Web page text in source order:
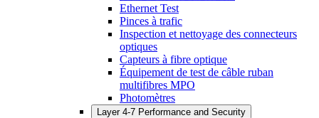
Ethernet Test
Pinces à trafic
Inspection et nettoyage des connecteurs
optiques
Capteurs à fibre optique
Équipement de test de câble ruban
multifibres MPO
Photomètres
Layer 4-7 Performance and Security